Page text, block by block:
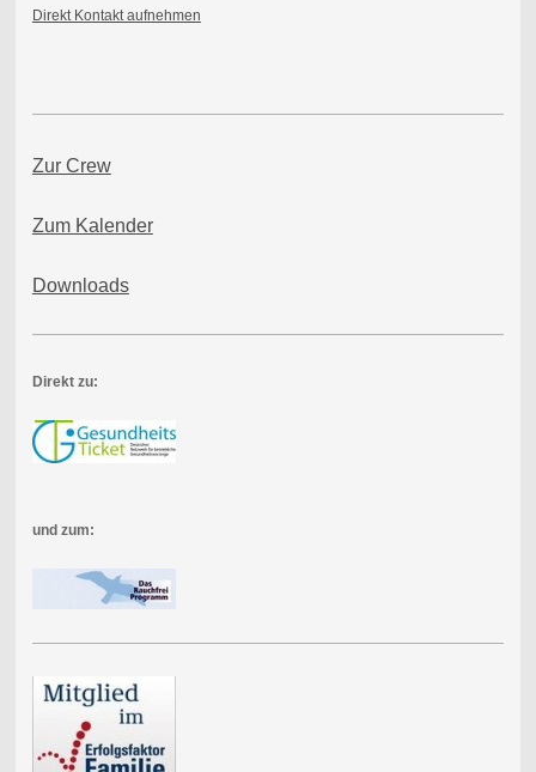
Direkt Kontakt aufnehmen
Zur Crew
Zum Kalender
Downloads
Direkt zu:
und zum: